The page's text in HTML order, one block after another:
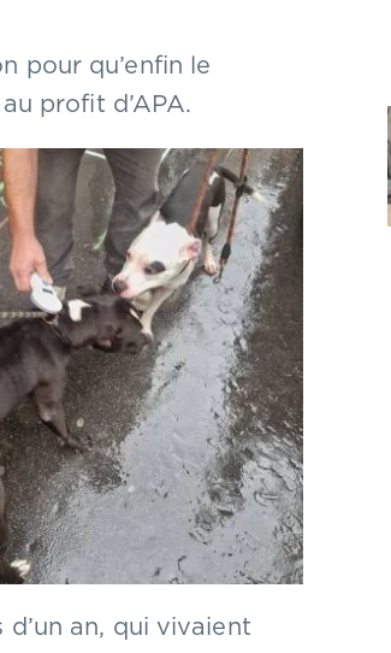
pour qu’enfin le
profit d’APA.
an, qui vivaient